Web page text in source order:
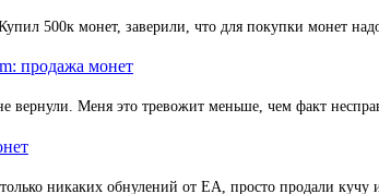
500к монет, заверили, что для покупки монет
продажа монет
вернули. Меня это тревожит меньше, чем факт
никаких обнулений от EA, просто продали кучу